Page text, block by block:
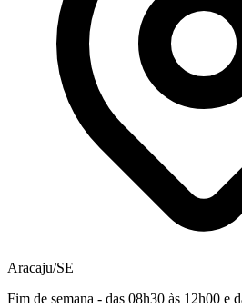
Aracaju/SE
Fim de semana - das 08h30 às 12h00 e